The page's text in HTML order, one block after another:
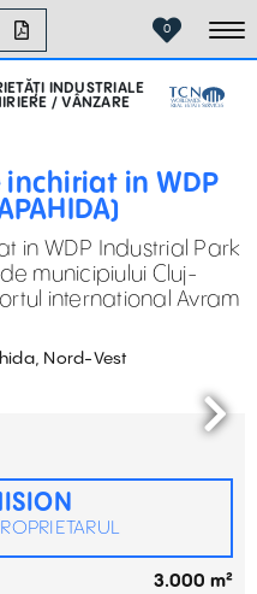
0
INDUSTRIALE
/ VÂNZARE
in WDP
in WDP Industrial Park
municipiului Cluj-
international Avram
Nord-Vest
3.000 m²